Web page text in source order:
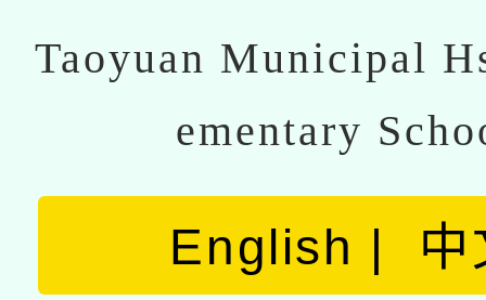
Taoyuan Municipal
ementary
English 中